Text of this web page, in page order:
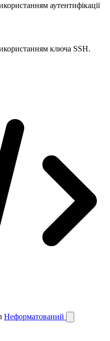
аутентифікації
ключа SSH.
Неформатований